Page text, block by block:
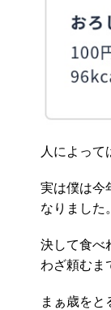
人によって
実は僕は今
なりました。
決して食べ
わざ頼むま
まぁ歳をと